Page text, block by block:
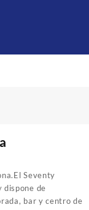
Seventy
dispone de
bar y centro de